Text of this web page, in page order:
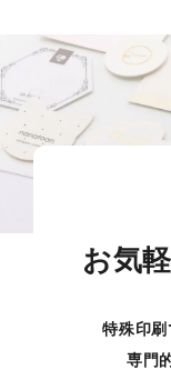
お気
特殊印
専門